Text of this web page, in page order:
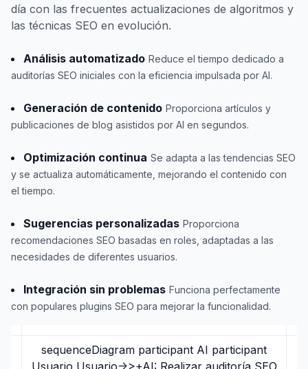
sequenceDiagram participant AI participant
Usuario Usuario->>+AI: Realizar auditoría SEO
día con las frecuentes actualizaciones de algoritmos y
las técnicas SEO en evolución.
Análisis automatizado Reduce el tiempo dedicado a
auditorías SEO iniciales con la eficiencia impulsada por AI.
Generación de contenido Proporciona artículos y
publicaciones de blog asistidos por AI en segundos.
Optimización continua Se adapta a las tendencias SEO
y se actualiza automáticamente, mejorando el contenido con
el tiempo.
Sugerencias personalizadas Proporciona
recomendaciones SEO basadas en roles, adaptadas a las
necesidades de diferentes usuarios.
Integración sin problemas Funciona perfectamente
con populares plugins SEO para mejorar la funcionalidad.